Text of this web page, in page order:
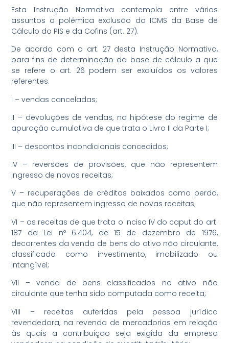
Esta Instrução Normativa contempla entre vários
assuntos a polêmica exclusão do ICMS da Base de
Cálculo do PIS e da Cofins (art. 27).
De acordo com o art. 27 desta Instrução Normativa,
para fins de determinação da base de cálculo a que
se refere o art. 26 podem ser excluídos os valores
referentes:
I – vendas canceladas;
II – devoluções de vendas, na hipótese do regime de
apuração cumulativa de que trata o Livro II da Parte I;
III – descontos incondicionais concedidos;
IV – reversões de provisões, que não representem
ingresso de novas receitas;
V – recuperações de créditos baixados como perda,
que não representem ingresso de novas receitas;
VI – as receitas de que trata o inciso IV do caput do art.
187 da Lei nº 6.404, de 15 de dezembro de 1976,
decorrentes da venda de bens do ativo não circulante,
classificado como investimento, imobilizado ou
intangível;
VII – venda de bens classificados no ativo não
circulante que tenha sido computada como receita;
VIII – receitas auferidas pela pessoa jurídica
revendedora, na revenda de mercadorias em relação
às quais a contribuição seja exigida da empresa